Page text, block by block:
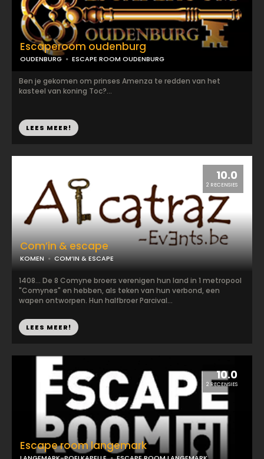
Escaperoom oudenburg
OUDENBURG ESCAPE ROOM OUDENBURG
Ben je gekomen om prinses Amenza te redden van het
kasteel van koning Toc?...
LEES MEER!
10.0
2 RECENSIES
Escape room langemark
10.0
2 RECENSIES
Com’in & escape
KOMEN COM’IN & ESCAPE
1408... De 8 Comyne broers verenigen hun land in 1 metropool
"Comynes" en hebben, als teken van hun verbond, een
wapen ontworpen. Hun halfbroer Parcival...
LEES MEER!